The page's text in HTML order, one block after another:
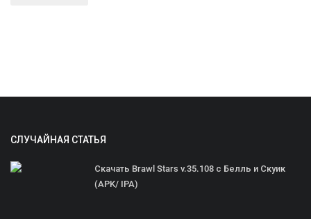
СЛУЧАЙНАЯ СТАТЬЯ
Скачать Brawl Stars v.35.108 с Белль и Скуик
(APK/ IPA)